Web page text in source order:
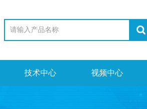
技术中心 视频中心